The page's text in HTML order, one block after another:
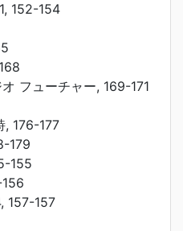
152-154
フューチャー, 169-171
, 176-177
179
155
157-157